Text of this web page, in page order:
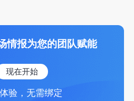
情报为您的团队赋能
现在开始
验，无需绑定